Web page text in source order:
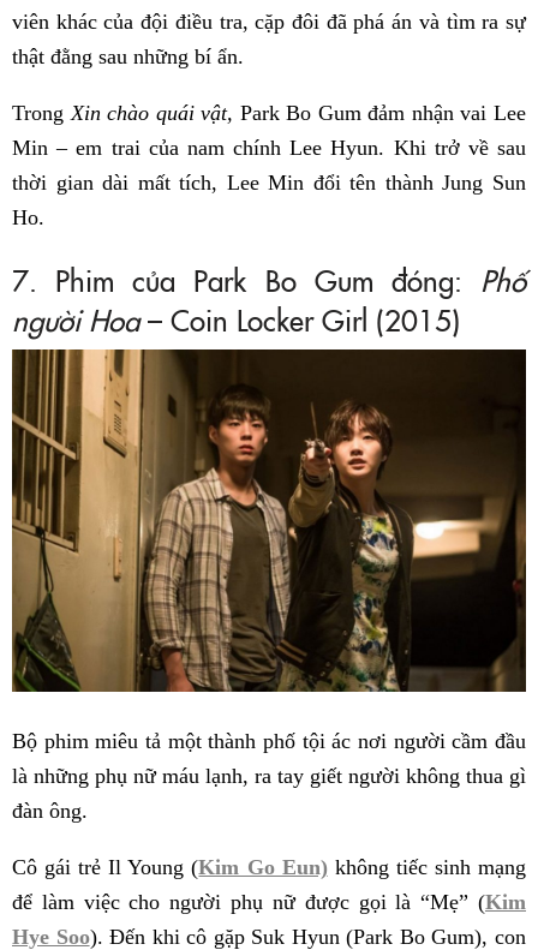
viên khác của đội điều tra, cặp đôi đã phá án và tìm ra sự
thật đằng sau những bí ẩn.
Trong Xin chào quái vật, Park Bo Gum đảm nhận vai Lee
Min – em trai của nam chính Lee Hyun. Khi trở về sau
thời gian dài mất tích, Lee Min đổi tên thành Jung Sun
Ho.
7. Phim của Park Bo Gum đóng: Phố
người Hoa– Coin Locker Girl (2015)
Bộ phim miêu tả một thành phố tội ác nơi người cầm đầu
là những phụ nữ máu lạnh, ra tay giết người không thua gì
đàn ông.
Cô gái trẻ Il Young (Kim Go Eun) không tiếc sinh mạng
để làm việc cho người phụ nữ được gọi là “Mẹ” (Kim
Hye Soo). Đến khi cô gặp Suk Hyun (Park Bo Gum), con